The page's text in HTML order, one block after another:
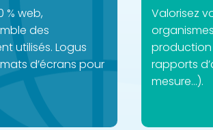
% web,
des
utilisés. Logus
d’écrans pour
Valorisez
production
rapports
mesure…).